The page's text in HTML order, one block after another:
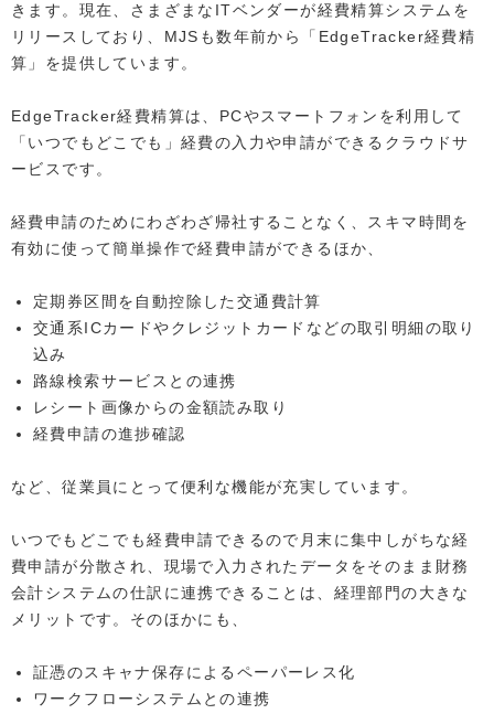
きます。現在、さまざまなITベンダーが経費精算システムを
リリースしており、MJSも数年前から「EdgeTracker経費精
算」を提供しています。
EdgeTracker経費精算は、PCやスマートフォンを利用して
「いつでもどこでも」経費の入力や申請ができるクラウドサ
ービスです。
経費申請のためにわざわざ帰社することなく、スキマ時間を
有効に使って簡単操作で経費申請ができるほか、
定期券区間を自動控除した交通費計算
交通系ICカードやクレジットカードなどの取引明細の取り
込み
路線検索サービスとの連携
レシート画像からの金額読み取り
経費申請の進捗確認
など、従業員にとって便利な機能が充実しています。
いつでもどこでも経費申請できるので月末に集中しがちな経
費申請が分散され、現場で入力されたデータをそのまま財務
会計システムの仕訳に連携できることは、経理部門の大きな
メリットです。そのほかにも、
証憑のスキャナ保存によるペーパーレス化
ワークフローシステムとの連携